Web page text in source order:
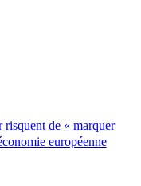
risquent de « marquer
européenne